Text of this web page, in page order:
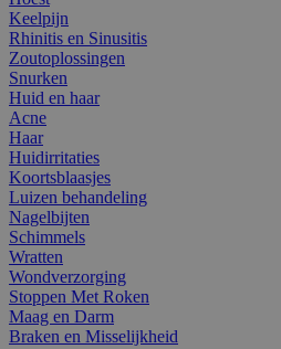
Keelpijn
Rhinitis en Sinusitis
Zoutoplossingen
Snurken
Huid en haar
Acne
Haar
Huidirritaties
Koortsblaasjes
Luizen behandeling
Nagelbijten
Schimmels
Wratten
Wondverzorging
Stoppen Met Roken
Maag en Darm
Braken en Misselijkheid